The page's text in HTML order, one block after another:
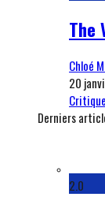
The
Chloé
20
Derniers
2.0